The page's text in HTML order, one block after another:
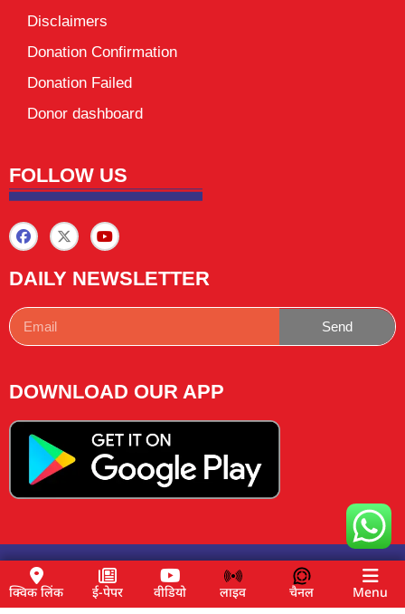
Disclaimers
Donation Confirmation
Donation Failed
Donor dashboard
FOLLOW US
DAILY NEWSLETTER
Send
DOWNLOAD OUR APP
Copyright © 2025 News Lemon Choose|Design by Traffic
Tail & Managed byBuzz4ai
क्विक लिंक ई-पेपर वीडियो लाइव चैनल Menu